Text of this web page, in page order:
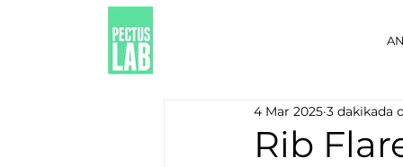
Rib
4 Mar 2025 3 dakikada